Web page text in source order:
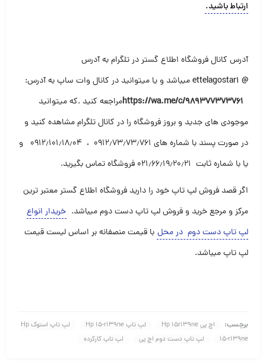
ارتباط باشید.
آدرس کانال فروشگاه اطلاع گستر در تلگرام به آدرس
@
ettelagostar1میباشد و یا میتوانید در کانال وات ساپ به آدرس:
https://wa.me/c/989377373761مراجعه کنید .که میتوانید
موجودی های جدید و بروز فروشگاه را در کانال تلگرام مشاهده کنید و
در صورت پسند با شماره های ۰۹۱۲٫۷۳٫۷۳٫۷۶۱ ، ۰۹۱۲٫۱۰۱٫۱۸٫۰۴ و
یا با شماره ثابت ۰۲۱٫۶۶٫۱۹٫۲۰٫۲۱ فروشگاه تماس بگیرید
.
اگر قصد فروش لپ تاپ خود را دارید فروشگاه اطلاع گستر معتبر ترین
مرکز و مرجع خرید و فروش لپ تاپ دست دوم میباشد. خریدار انواع
لپ تاپ دست دوم در محل با قیمت منصفانه بر اساس لیست قیمت
لپ تاپ میباشد.
برچسب: اچ پی Hp 15r139ne لپ تاپ Hp 15-r139ne
لپ تاپ استوک Hp
15-r139ne
لپ تاپ دست دوم اچ پی لپ تاپ کارکرده